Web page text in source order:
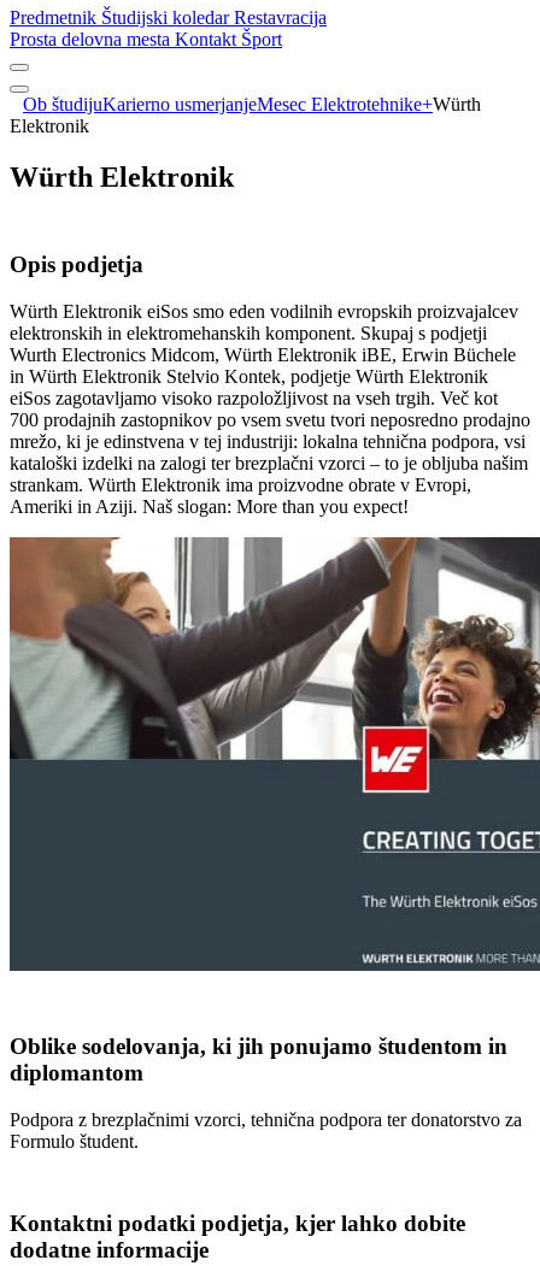
Predmetnik Študijski koledarRestavracija
Prosta delovna mesta Kontakt Šport
Ob študijuKarierno usmerjanjeMesec Elektrotehnike+Würth
Elektronik
Würth Elektronik
Opis podjetja
Würth Elektronik eiSos smo eden vodilnih evropskih proizvajalcev
elektronskih in elektromehanskih komponent. Skupaj s podjetji
Wurth Electronics Midcom, Würth Elektronik iBE, Erwin Büchele
in Würth Elektronik Stelvio Kontek, podjetje Würth Elektronik
eiSos zagotavljamo visoko razpoložljivost na vseh trgih. Več kot
700 prodajnih zastopnikov po vsem svetu tvori neposredno prodajno
mrežo, ki je edinstvena v tej industriji: lokalna tehnična podpora, vsi
kataloški izdelki na zalogi ter brezplačni vzorci – to je obljuba našim
strankam. Würth Elektronik ima proizvodne obrate v Evropi,
Ameriki in Aziji. Naš slogan: More than you expect!
Oblike sodelovanja, ki jih ponujamo študentom in
diplomantom
Podpora z brezplačnimi vzorci, tehnična podpora ter donatorstvo za
Formulo študent.
Kontaktni podatki podjetja, kjer lahko dobite
dodatne informacije